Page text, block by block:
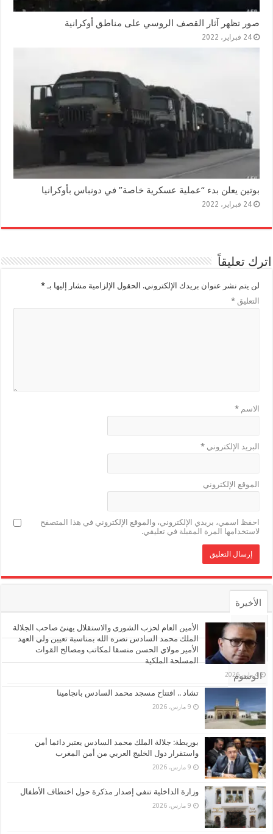
صور تظهر آثار القصف الروسي على مناطق أوكرانية
24 فبراير، 2022
بوتين يعلن بدء “عملية عسكرية خاصة” في دونباس بأوكرانيا
24 فبراير، 2022
اترك تعليقاً
لن يتم نشر عنوان بريدك الإلكتروني. الحقول الإلزامية مشار إليها بـ*
التعليق*
الاسم*
البريد الإلكتروني*
الموقع الإلكتروني
احفظ اسمي، بريدي الإلكتروني، والموقع الإلكتروني في هذا المتصفح
لاستخدامها المرة المقبلة في تعليقي.
الأخيرة
الأشهر
تعليقات
الوسوم
الأمين العام لحزب الشورى والاستقلال يهنئ صاحب الجلالة
الملك محمد السادس نصره الله بمناسبة تعيين ولي العهد
الأمير مولاي الحسن منسقا لمكاتب ومصالح القوات
المسلحة الملكية
4 مايو، 2026
تشاد .. افتتاح مسجد محمد السادس بانجامينا
9 مارس، 2026
بوريطة: جلالة الملك محمد السادس يعتبر دائما أمن
واستقرار دول الخليج العربي من أمن المغرب
9 مارس، 2026
وزارة الداخلية تنفي إصدار مذكرة حول اختطاف الأطفال
9 مارس، 2026